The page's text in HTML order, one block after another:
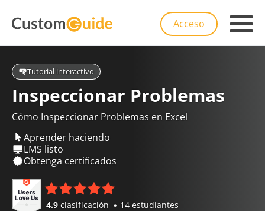
Acceso
Tutorial interactivo
Inspeccionar Problemas
Cómo Inspeccionar Problemas en Excel
Aprender haciendo
LMS listo
Obtenga certificados
4.9 clasificación 14 estudiantes